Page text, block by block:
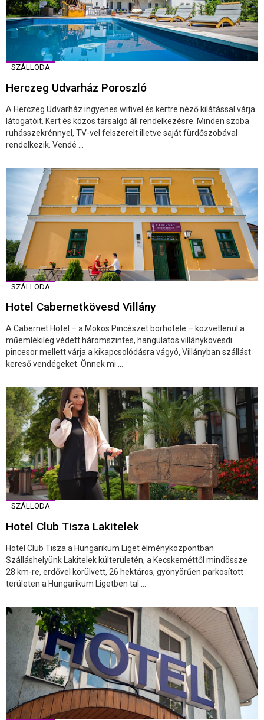
SZÁLLODA
Herczeg Udvarház Poroszló
A Herczeg Udvarház ingyenes wifivel és kertre néző kilátással várja
látogatóit. Kert és közös társalgó áll rendelkezésre. Minden szoba
ruhásszekrénnyel, TV-vel felszerelt illetve saját fürdőszobával
rendelkezik. Vendé ...
SZÁLLODA
Hotel Cabernetkövesd Villány
A Cabernet Hotel – a Mokos Pincészet borhotele – közvetlenül a
műemlékileg védett háromszintes, hangulatos villánykövesdi
pincesor mellett várja a kikapcsolódásra vágyó, Villányban szállást
kereső vendégeket. Önnek mi ...
SZÁLLODA
Hotel Club Tisza Lakitelek
Hotel Club Tisza a Hungarikum Liget élményközpontban
Szálláshelyünk Lakitelek külterületén, a Kecskeméttől mindössze
28 km-re, erdővel körülvett, 26 hektáros, gyönyörűen parkosított
területen a Hungarikum Ligetben tal ...